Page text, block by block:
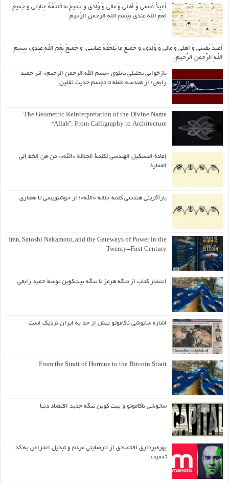
اُعیذُ نَفسی وَ أهلی وَ مالی وَ وُلدی و جَمیعَ ما تَلحَقُهُ عِنایتی و جَمیعَ
نِعَمِ اللّهِ عِندی بِبِسمِ اللّهِ الرَّحمنِ الرَّحیمِ
اُعیذُ نَفسی وَ أهلی وَ مالی وَ وُلدی، و جَمیعَ ما تَلحَقُهُ عِنایتی، و جَمیعَ نِعَمِ اللّهِ عِندی، بِبِسمِ
اللّهِ الرَّحمنِ الرَّحیمِ.
بازخوانی تحلیلی تابلوی «بسم الله الرحمن الرحیم» اثر حمید
رابعی؛ از هندسه نقطه تا تجسم حدیث ثقلین
The Geometric Reinterpretation of the Divine Name
“Allah”: From Calligraphy to Architecture
إعادة التشكيل الهندسي لكلمة الجلالة «الله»؛ من فن الخط إلى
العمارة
بازآفرینی هندسی کلمه جلاله «الله»؛ از خوشنویسی تا معماری
Iran, Satoshi Nakamoto, and the Gateways of Power in the
Twenty-First Century
انتشار کتاب از تنگه هرمز تا تنگه بیت‌کوین توسط حمید رابعی
اشاره ساتوشی ناکاموتو بیش از حد به ایران نزدیک است
From the Strait of Hormuz to the Bitcoin Strait
ساتوشی ناکاموتو و بیت کوین تنگه جدید اقتصاد دنیا
بهره‌برداری اقتصادی از نارضایتی مردم و تبدیل اعتراض به کد
تخفیف